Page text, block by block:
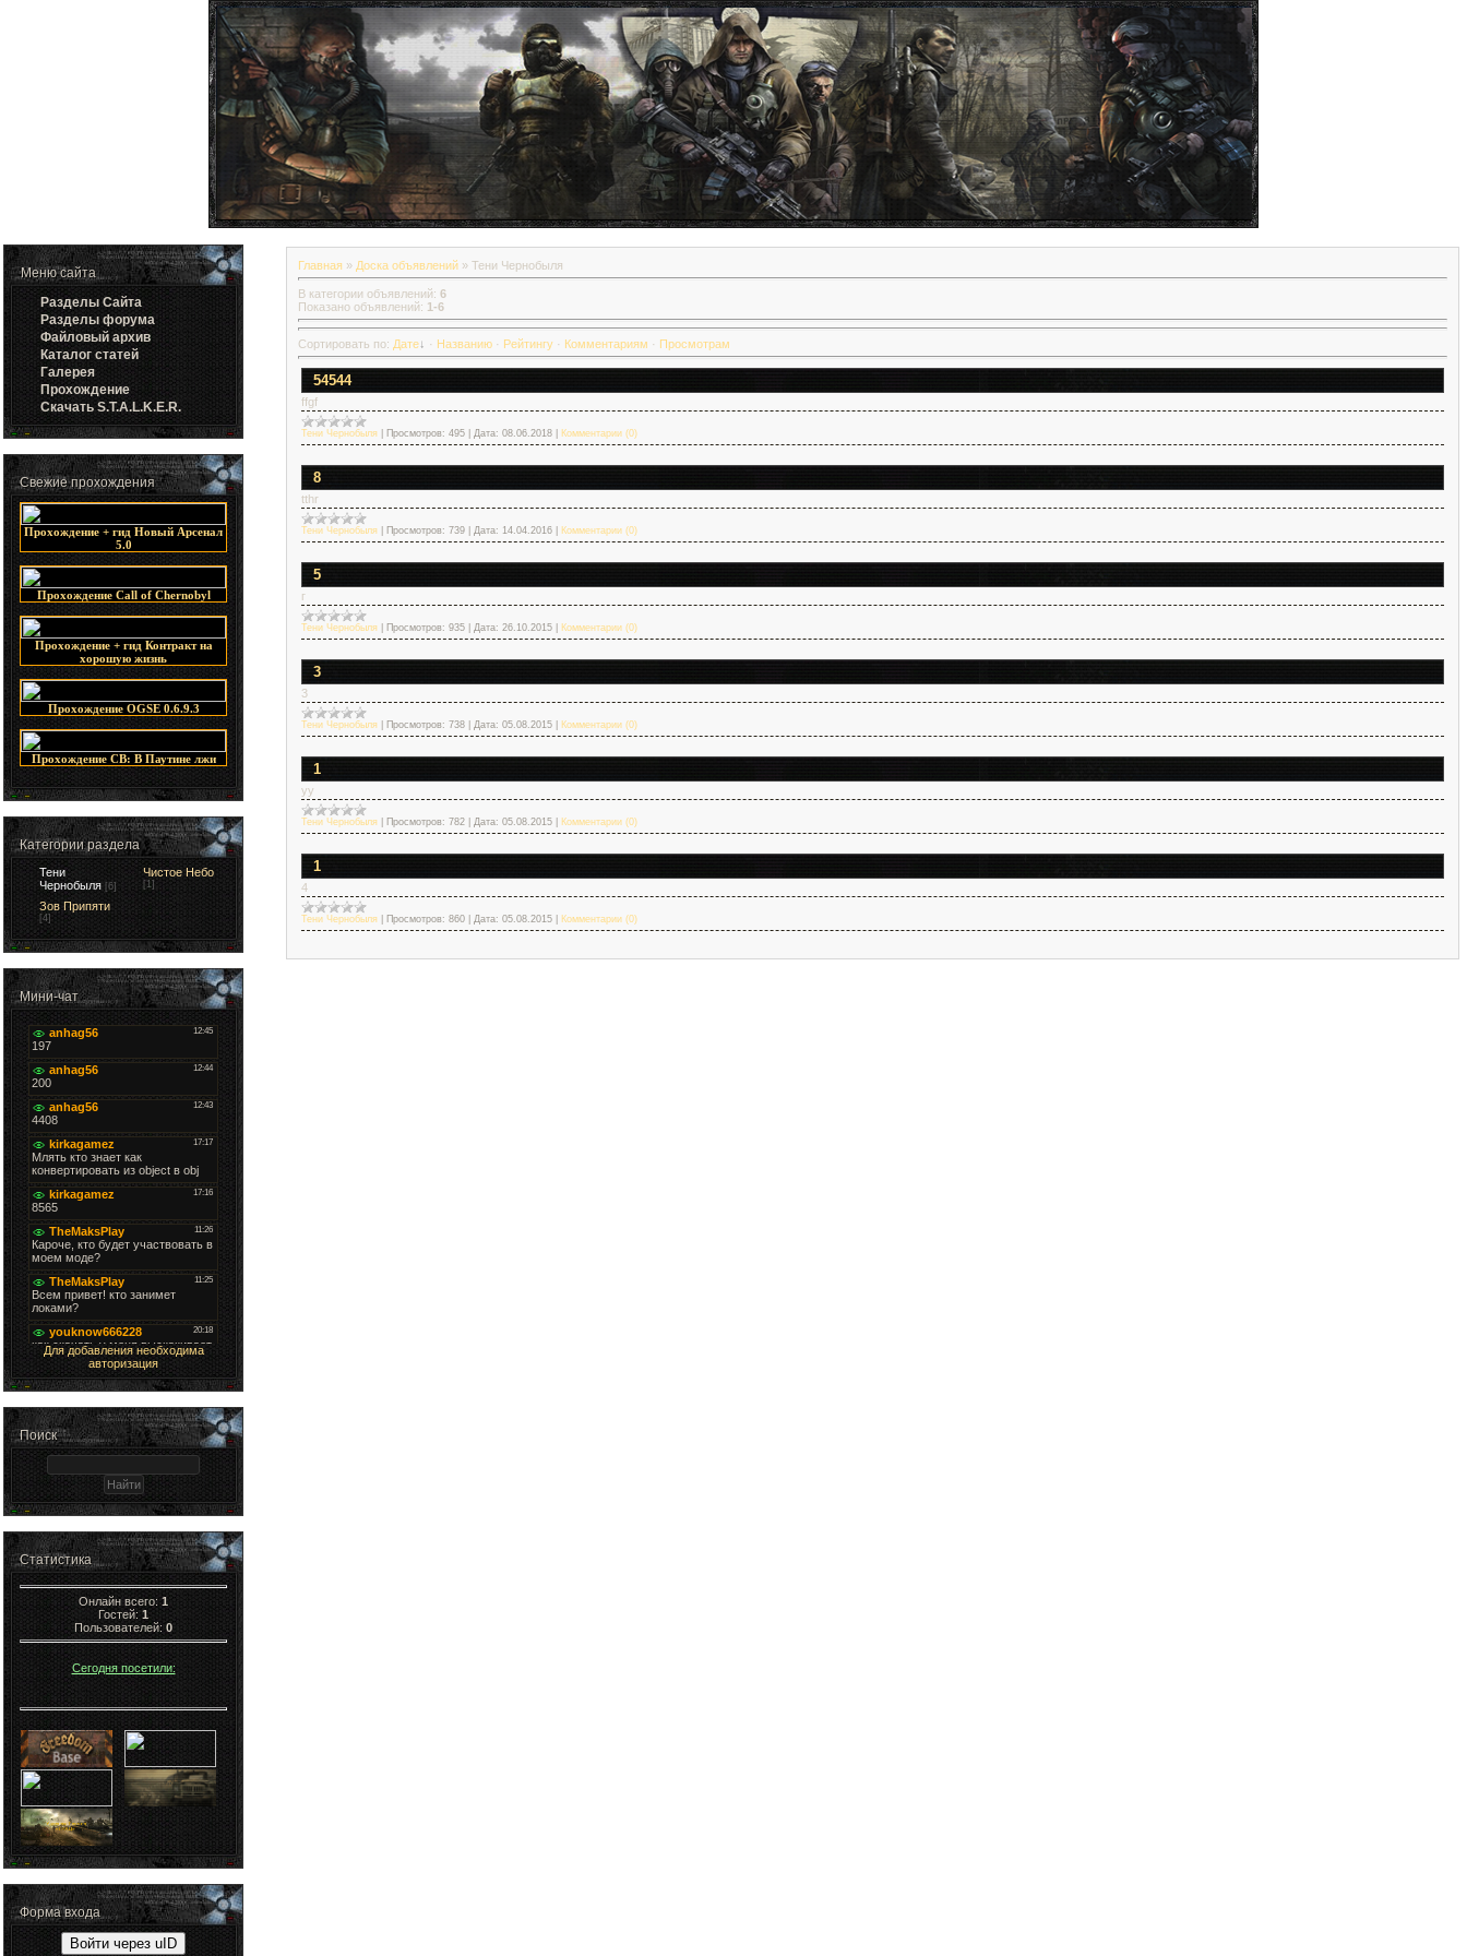
Меню сайта
Разделы Cайта
Разделы форума
Файловый архив
Каталог статей
Галерея
Прохождение
Скачать S.T.A.L.K.E.R.
Свежие прохождения
Прохождение + гид Новый Арсенал
5.0
Прохождение Call of Chernobyl
Прохождение + гид Контракт на
хорошую жизнь
Прохождение OGSE 0.6.9.3
Прохождение СВ: В Паутине лжи
Категории раздела
Тени
Чернобыля [6]
Чистое Небо
[1]
Зов Припяти
[4]
Мини-чат
Для добавления необходима
авторизация
Поиск
Статистика
Онлайн всего: 1
Гостей: 1
Пользователей: 0
Сегодня посетили:
Форма входа
Войти через uID
Главная » Доска объявлений » Тени Чернобыля
В категории объявлений: 6
Показано объявлений: 1-6
Сортировать по: Дате · Названию · Рейтингу · Комментариям · Просмотрам
54544
ffgf
Тени Чернобыля Просмотров: 495 Дата: 08.06.2018 Комментарии (0)
8
tthr
Тени Чернобыля Просмотров: 739 Дата: 14.04.2016 Комментарии (0)
5
г
Тени Чернобыля Просмотров: 935 Дата: 26.10.2015 Комментарии (0)
3
3
Тени Чернобыля Просмотров: 738 Дата: 05.08.2015 Комментарии (0)
1
уу
Тени Чернобыля Просмотров: 782 Дата: 05.08.2015 Комментарии (0)
1
4
Тени Чернобыля Просмотров: 860 Дата: 05.08.2015 Комментарии (0)